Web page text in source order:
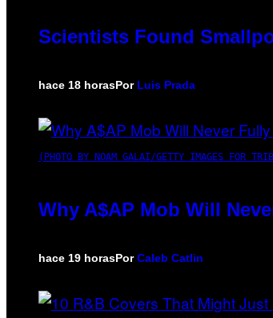
Scientists Found
hace 18 horasPor Luis Prada
(PHOTO BY NOAM GALAI/GETTY IMAGES FOR
Why A$AP Mob Will
hace 19 horasPorCaleb Catlin